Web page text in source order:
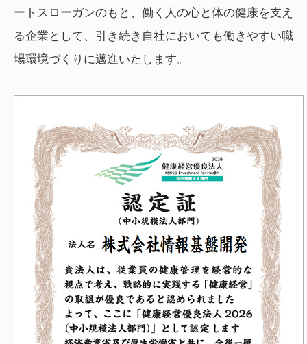
ートスローガンのもと、働く人の心と体の健康を支え
る企業として、引き続き自社においても働きやすい職
場環境づくりに邁進いたします。